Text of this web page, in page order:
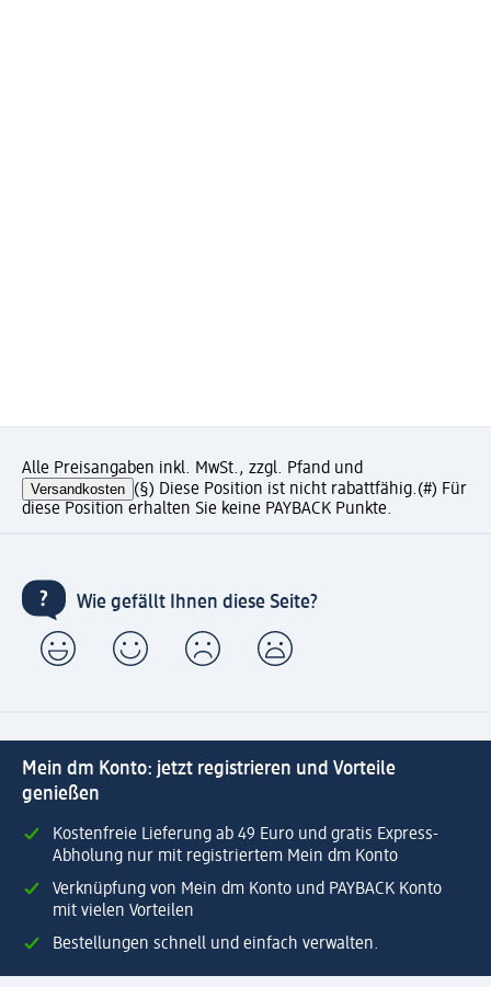
Alle Preisangaben inkl. MwSt., zzgl. Pfand und
Versandkosten (§) Diese Position ist nicht rabattfähig.(#) Für
diese Position erhalten Sie keine PAYBACK Punkte.
Wie gefällt Ihnen diese Seite?
Mein dm Konto: jetzt registrieren und Vorteile
genießen
Kostenfreie Lieferung ab 49 Euro und gratis Express-
Abholung nur mit registriertem Mein dm Konto
Verknüpfung von Mein dm Konto und PAYBACK Konto
mit vielen Vorteilen
Bestellungen schnell und einfach verwalten.